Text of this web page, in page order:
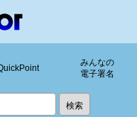
みんなの
電子署名